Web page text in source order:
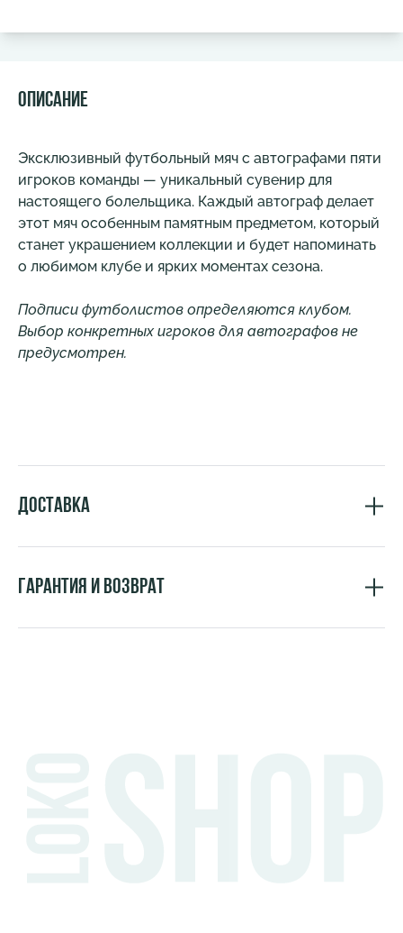
Описание
Эксклюзивный футбольный мяч с автографами пяти
игроков команды — уникальный сувенир для
настоящего болельщика. Каждый автограф делает
этот мяч особенным памятным предметом, который
станет украшением коллекции и будет напоминать
о любимом клубе и ярких моментах сезона.
Подписи футболистов определяются клубом.
Выбор конкретных игроков для автографов не
предусмотрен.
Доставка
Гарантия и возврат